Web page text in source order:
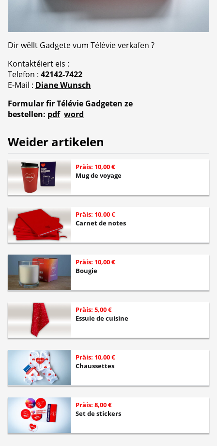
Dir wëllt Gadgete vum Télévie verkafen ?
Kontaktéiert eis :
Telefon : 42142-7422
E-Mail : Diane Wunsch
Formular fir Télévie Gadgeten ze
bestellen: pdf word
Weider artikelen
Präis: 10,00 €
Mug de voyage
Präis: 10,00 €
Carnet de notes
Präis: 10,00 €
Bougie
Präis: 5,00 €
Essuie de cuisine
Präis: 10,00 €
Chaussettes
Präis: 8,00 €
Set de stickers